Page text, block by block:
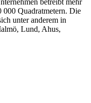
000 Quadratmetern. Die
unter anderem in
Lund, Ahus,